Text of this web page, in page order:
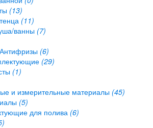
(13)
(11)
ванны (7)
(6)
(29)
(1)
и измерительные материалы (45)
(5)
для полива (6)